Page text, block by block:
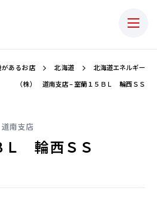
あるお店 北海道
北海道エネルギー
（株） 道南支店 – 室蘭１５ＢＬ 輪西ＳＳ
南支店
Ｌ 輪西ＳＳ